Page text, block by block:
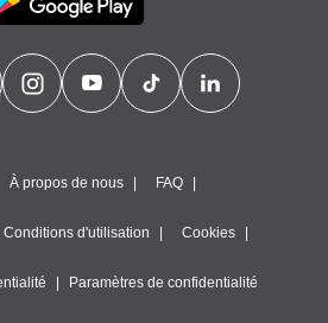
À propos de nous FAQ
d'utilisation Cookies
Paramètres de confidentialité